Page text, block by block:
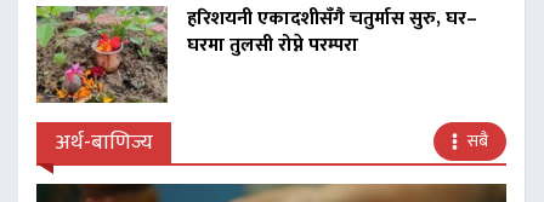
हरिशयनी एकादशीसँगै चतुर्मास सुरु, घर–
घरमा तुलसी रोप्ने परम्परा
अर्थ-बाणिज्य सबै